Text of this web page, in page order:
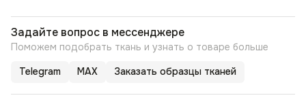
Задайте вопрос в мессенджере
Поможем подобрать ткань и узнать о товаре больше
Telegram MAX Заказать образцы тканей